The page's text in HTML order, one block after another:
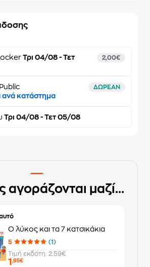
Τρι 04/08 - Τετ
2,00€
ΔΩΡΕΑΝ
ανά κατάστημα
Τρι 04/08 - Τετ 05/08
μαζί...
Ο λύκος και τα 7 κατσικάκια
5
(1)
Τιμή εκδότη: 2.59€
1 ,95€